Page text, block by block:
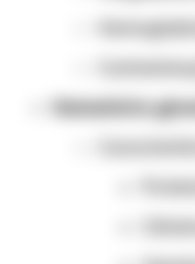
Hematúria